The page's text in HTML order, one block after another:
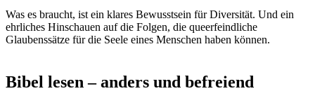
Was es braucht, ist ein klares Bewusstsein für Diversität. Und ein
ehrliches Hinschauen auf die Folgen, die queerfeindliche
Glaubenssätze für die Seele eines Menschen haben können.
Bibel lesen – anders und befreiend